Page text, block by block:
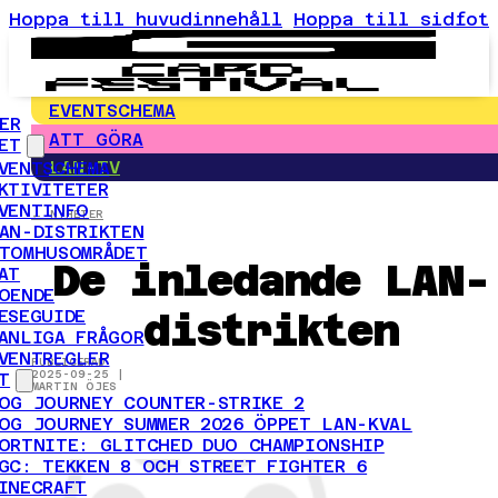
Hoppa till huvudinnehåll Hoppa till sidfot
DISTRIKTEN
FRÅGOR
JOURNEY COUNTER-STRIKE 2
JOURNEY SUMMER 2026 ÖPPET LAN-KVAL
GLITCHED DUO CHAMPIONSHIP
TEKKEN 8 OCH STREET FIGHTER 6
EVENTSCHEMA
ATT GÖRA
LAN-TV
← NYHETER
De inledande LAN-
distrikten
PUBLICERAD
2025-09-25 |
MARTIN ÖJES